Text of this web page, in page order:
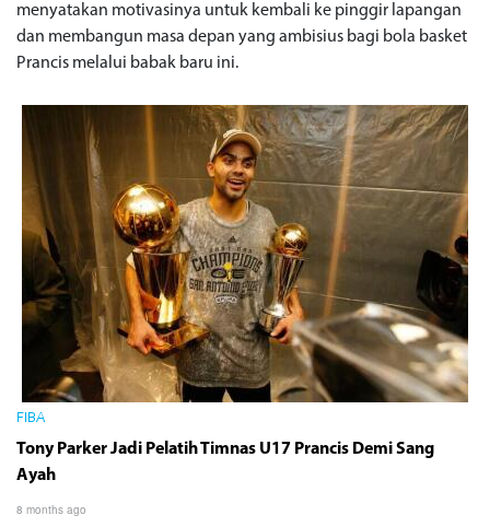
menyatakan motivasinya untuk kembali ke pinggir lapangan
dan membangun masa depan yang ambisius bagi bola basket
Prancis melalui babak baru ini.
FIBA
Tony Parker Jadi Pelatih Timnas U17 Prancis Demi Sang
Ayah
8 months ago